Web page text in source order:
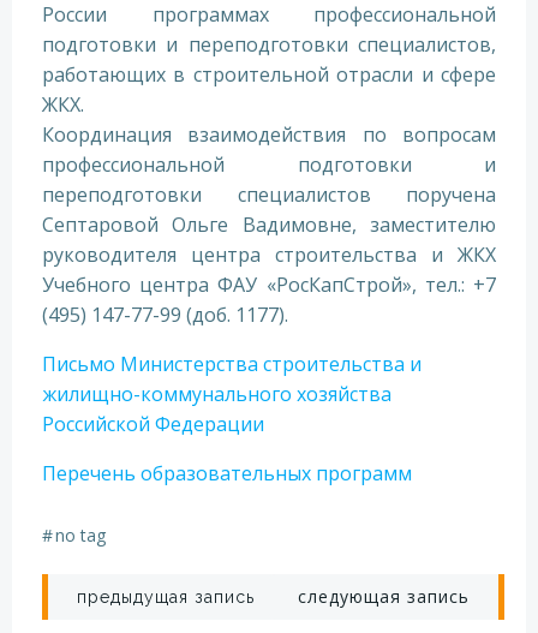
России программах профессиональной
подготовки и переподготовки специалистов,
работающих в строительной отрасли и сфере
ЖКХ.
Координация взаимодействия по вопросам
профессиональной подготовки и
переподготовки специалистов поручена
Септаровой Ольге Вадимовне, заместителю
руководителя центра строительства и ЖКХ
Учебного центра ФАУ «РосКапСтрой», тел.: +7
(495) 147-77-99 (доб. 1177).
Письмо Министерства строительства и
жилищно-коммунального хозяйства
Российской Федерации
Перечень образовательных программ
#no tag
Навигация
предыдущая запись
Навигация
следующая запись